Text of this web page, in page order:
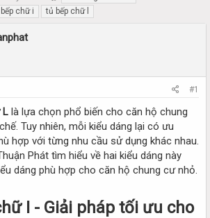
chữ i tủ bếp chữ l
#1
L là lựa chọn phổ biến cho căn hộ chung
Tuy nhiên, mỗi kiểu dáng lại có ưu
hợp với từng nhu cầu sử dụng khác nhau.
Phát tìm hiểu về hai kiểu dáng này
dáng phù hợp cho căn hộ chung cư nhỏ.
I - Giải pháp tối ưu cho